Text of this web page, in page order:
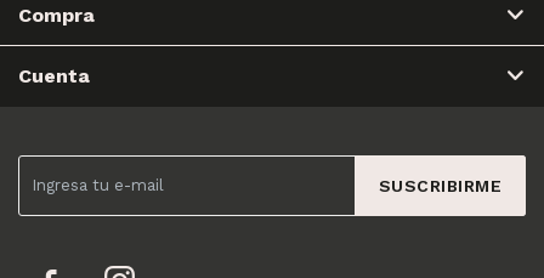
SUSCRIBIRME
Compra
Cuenta